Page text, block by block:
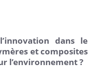
dans le
et composites
l’environnement ?